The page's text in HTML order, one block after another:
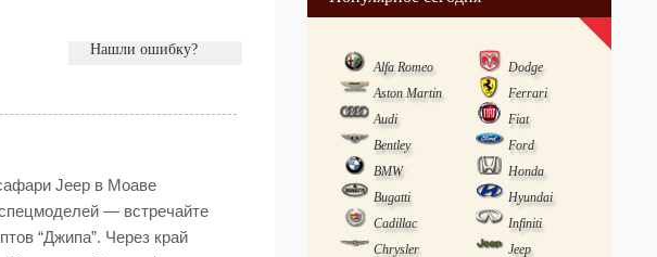
Нашли ошибку?
Jeep в Моаве
— встречайте
“Джипа”. Через край
Alfa Romeo
Dodge
Aston Martin
Ferrari
Audi
Fiat
Bentley
Ford
BMW
Honda
Bugatti
Hyundai
Cadillac
Infiniti
Chrysler
Jeep